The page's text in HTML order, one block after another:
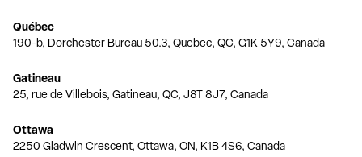
Québec
190-b, Dorchester Bureau 50.3, Quebec, QC, G1K 5Y9, Canada
Gatineau
25, rue de Villebois, Gatineau, QC, J8T 8J7, Canada
Ottawa
2250 Gladwin Crescent, Ottawa, ON, K1B 4S6, Canada